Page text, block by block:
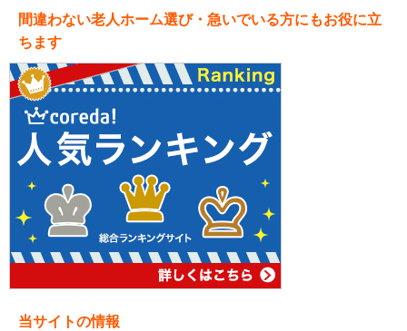
間違わない老人ホーム選び・急いでいる方にもお役に立
ちます
当サイトの情報